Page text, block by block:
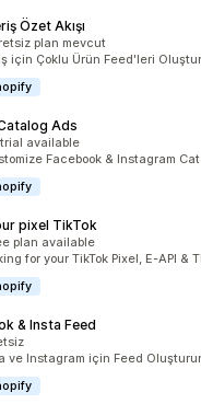
Özet Akışı
plan mevcut
için Çoklu Ürün Feed'leri
Ads
available
Facebook & Instagram
pixel TikTok
plan available
for your TikTok Pixel, E-API &
& Insta Feed
ve Instagram için Feed